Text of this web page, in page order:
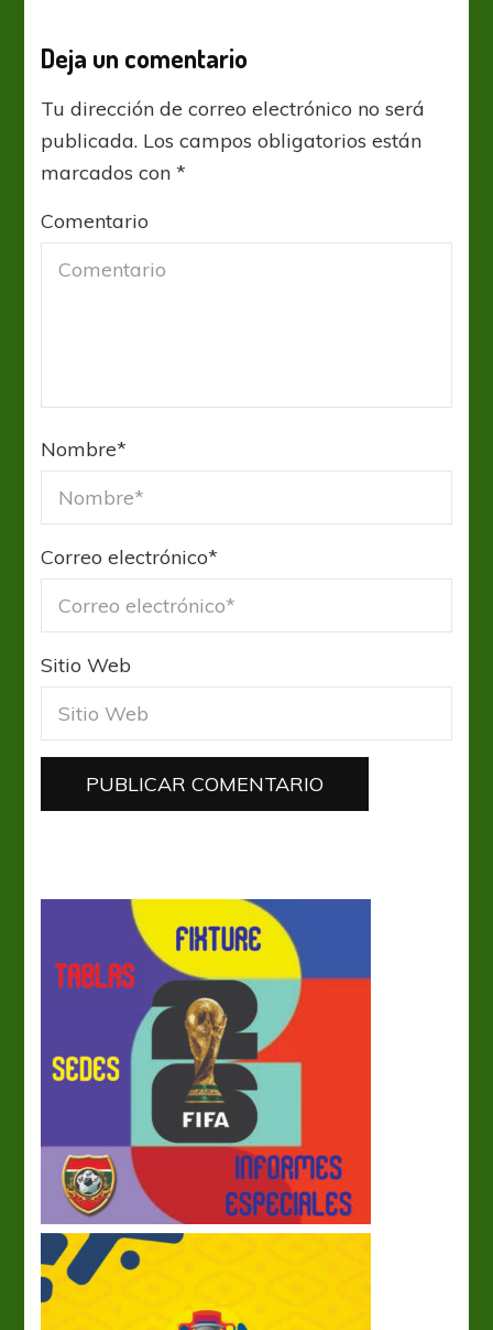
Deja un comentario
Tu dirección de correo electrónico no será
publicada. Los campos obligatorios están
marcados con*
Comentario
Nombre*
Correo electrónico*
Sitio Web